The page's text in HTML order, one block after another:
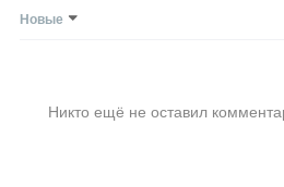
Новые
Никто ещё не оставил